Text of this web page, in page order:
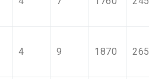
4 9 1870